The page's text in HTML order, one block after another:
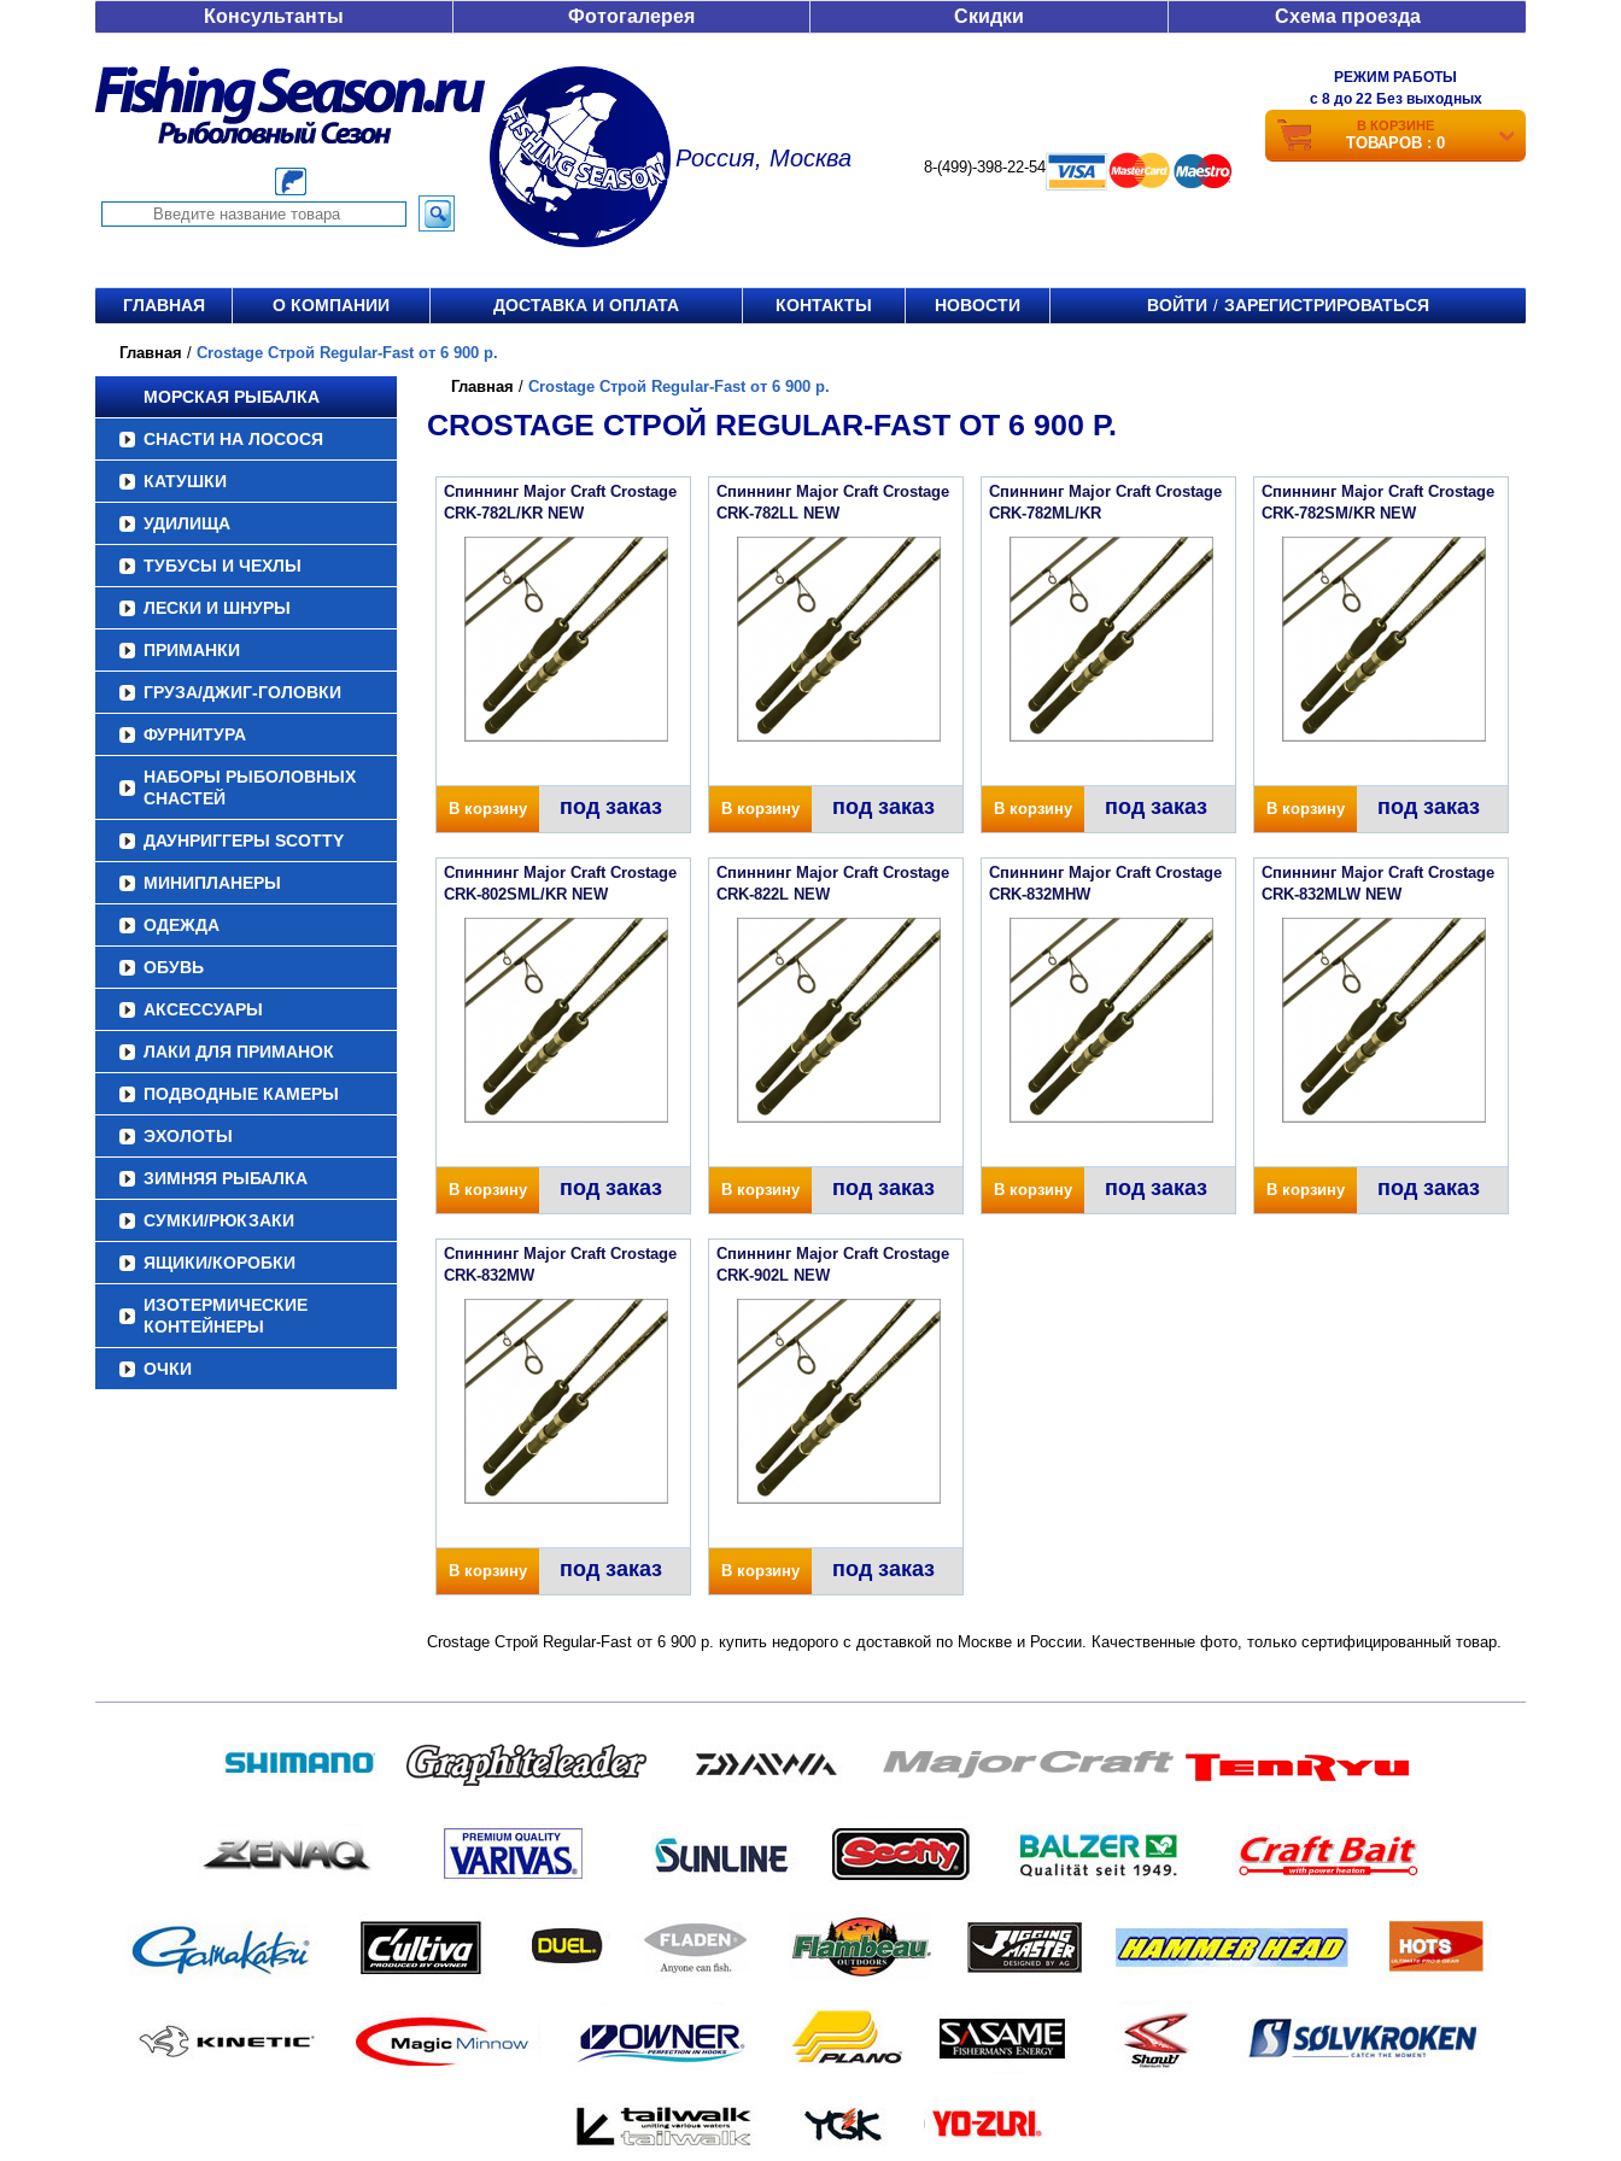
Консультанты Фотогалерея Скидки Схема проезда
Россия, Москва 8-(499)-398-22-54
РЕЖИМ РАБОТЫ
c 8 до 22 Без выходных
В КОРЗИНЕ
ТОВАРОВ : 0
ГЛАВНАЯ О КОМПАНИИ ДОСТАВКА И ОПЛАТА КОНТАКТЫ НОВОСТИ ВОЙТИ / ЗАРЕГИСТРИРОВАТЬСЯ
Главная / Crostage Строй Regular-Fast от 6 900 р.
МОРСКАЯ РЫБАЛКА
СНАСТИ НА ЛОСОСЯ
КАТУШКИ
УДИЛИЩА
ТУБУСЫ И ЧЕХЛЫ
ЛЕСКИ И ШНУРЫ
ПРИМАНКИ
ГРУЗА/ДЖИГ-ГОЛОВКИ
ФУРНИТУРА
НАБОРЫ РЫБОЛОВНЫХ
СНАСТЕЙ
ДАУНРИГГЕРЫ SCOTTY
МИНИПЛАНЕРЫ
ОДЕЖДА
ОБУВЬ
АКСЕССУАРЫ
ЛАКИ ДЛЯ ПРИМАНОК
ПОДВОДНЫЕ КАМЕРЫ
ЭХОЛОТЫ
ЗИМНЯЯ РЫБАЛКА
СУМКИ/РЮКЗАКИ
ЯЩИКИ/КОРОБКИ
ИЗОТЕРМИЧЕСКИЕ
КОНТЕЙНЕРЫ
ОЧКИ
Главная / Crostage Строй Regular-Fast от 6 900 р.
CROSTAGE СТРОЙ REGULAR-FAST ОТ 6 900 Р.
Спиннинг Major Craft Crostage
CRK-782L/KR NEW
В корзину под заказ
Спиннинг Major Craft Crostage
CRK-782LL NEW
В корзину под заказ
Спиннинг Major Craft Crostage
CRK-782ML/KR
В корзину под заказ
Спиннинг Major Craft Crostage
CRK-782SM/KR NEW
В корзину под заказ
Спиннинг Major Craft Crostage
CRK-802SML/KR NEW
В корзину под заказ
Спиннинг Major Craft Crostage
CRK-822L NEW
В корзину под заказ
Спиннинг Major Craft Crostage
CRK-832MHW
В корзину под заказ
Спиннинг Major Craft Crostage
CRK-832MLW NEW
В корзину под заказ
Спиннинг Major Craft Crostage
CRK-832MW
В корзину под заказ
Спиннинг Major Craft Crostage
CRK-902L NEW
В корзину под заказ
Crostage Строй Regular-Fast от 6 900 р. купить недорого с доставкой по Москве и России. Качественные фото, только сертифицированный товар.